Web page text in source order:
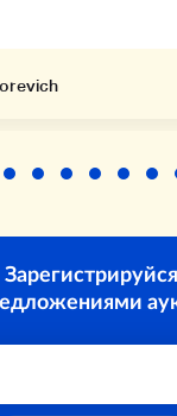
или потерях,
Мы не
Зарегистрируйся